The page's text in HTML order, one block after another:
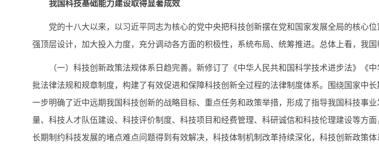
我国科技基础能力建设取得显著成效
党的十八大以来，以习近平同志为核心的党中央把科技创新摆在党和国家发展全局的核心
强顶层设计，加大投入力度，充分调动各方面的积极性，系统布局、统筹推进。总体上看，我
（一）科技创新政策法规体系日趋完善。新修订了《中华人民共和国科学技术进步法》《
批法律法规和规章制度，构建了有效促进和保障科技创新全过程的法律制度体系。围绕国家中
一步明确了近中远期我国科技创新的战略目标、重点任务和政策举措，形成了指导我国科技事
量、科技人才队伍建设、科技评价制度、科技项目和经费管理、科研诚信和科技伦理建设等方
长期制约科技发展的堵点难点问题得到有效解决，科技体制机制改革持续深化，科技创新政策